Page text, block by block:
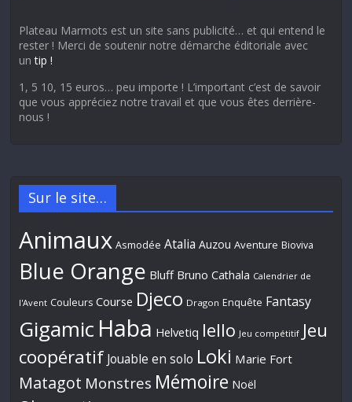
Plateau Marmots est un site sans publicité… et qui entend le
rester ! Merci de soutenir notre démarche éditoriale avec
untip !
1, 5 10, 15 euros… peu importe ! L’important c’est de savoir
que vous appréciez notre travail et que vous êtes derrière-
nous !
Sur le site…
Animaux Asmodée Atalia Auzou Aventure Bioviva
Blue Orange Bluff Bruno Cathala Calendrier de
l'Avent Couleurs Course Djeco Dragon Enquête Fantasy
Gigamic Haba Helvetiq Iello Jeu compétitif Jeu
coopératif Jouable en solo Loki Marie Fort
Matagot Monstres Mémoire Noël